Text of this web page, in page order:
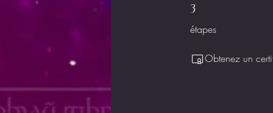
3
étapes
3 étapes
Obtenez un